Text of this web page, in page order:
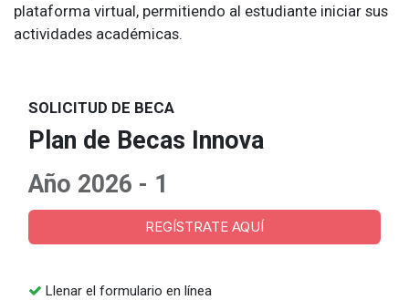
plataforma virtual, permitiendo al estudiante iniciar sus
actividades académicas.
SOLICITUD DE BECA
Plan de Becas Innova
Año 2026 - 1
REGÍSTRATE AQUÍ
Llenar el formulario en línea